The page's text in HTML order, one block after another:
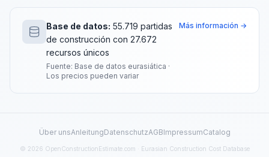
Base de datos: 55.719 partidas
de construcción con 27.672
recursos únicos
Fuente: Base de datos eurasiática ·
Los precios pueden variar
Más información →
Über unsAnleitungDatenschutzAGBImpressumCatalog
© 2026 OpenConstructionEstimate.com · Eurasian Construction Cost Database